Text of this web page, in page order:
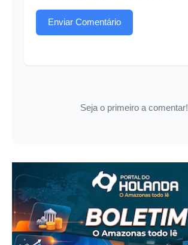
Enviar Comentário
Seja o primeiro a comentar!